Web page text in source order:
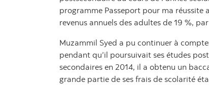
programme Passeport pour ma réussite
revenus annuels des adultes de 19 %,
Muzammil Syed a pu continuer à
pendant qu’il poursuivait ses études
secondaires en 2014, il a obtenu un
grande partie de ses frais de scolarité